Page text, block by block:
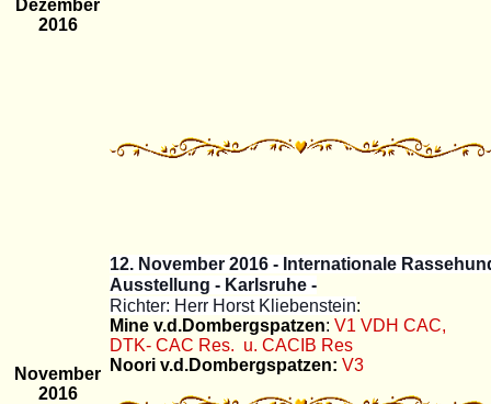
Dezember
2016
November
2016
12. November 2016 - Internationale
Ausstellung - Karlsruhe -
Richter: Herr Horst Kliebenstein:
Mine v.d.Dombergspatzen: V1 VDH CAC,
DTK- CAC Res. u. CACIB Res
Noori v.d.Dombergspatzen: V3